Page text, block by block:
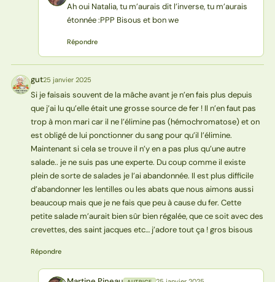
Ah oui Natalia, tu m’aurais dit l’inverse, tu m’aurais
étonnée :PPP Bisous et bon we
Répondre
G gut25 janvier 2025
Si je faisais souvent de la mâche avant je n’en fais plus depuis
que j’ai lu qu’elle était une grosse source de fer ! Il n’en faut pas
trop à mon mari car il ne l’élimine pas (hémochromatose) et on
est obligé de lui ponctionner du sang pour qu’il l’élimine.
Maintenant si cela se trouve il n’y en a pas plus qu’une autre
salade.. je ne suis pas une experte. Du coup comme il existe
plein de sorte de salades je l’ai abandonnée. Il est plus difficile
d’abandonner les lentilles ou les abats que nous aimons aussi
beaucoup mais que je ne fais que peu à cause du fer. Cette
petite salade m’aurait bien sûr bien régalée, que ce soit avec des
crevettes, des saint jacques etc… j’adore tout ça ! gros bisous
Répondre